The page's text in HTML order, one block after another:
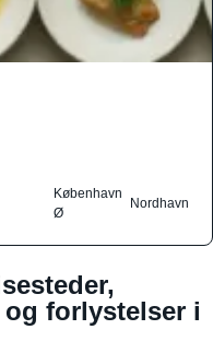
København
Ø
Nordhavn
og forlystelser i